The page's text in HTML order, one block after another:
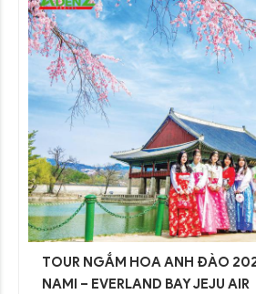
TOUR NGẮM HOA ANH ĐÀO
NAMI – EVERLAND BAY JEJU AIR